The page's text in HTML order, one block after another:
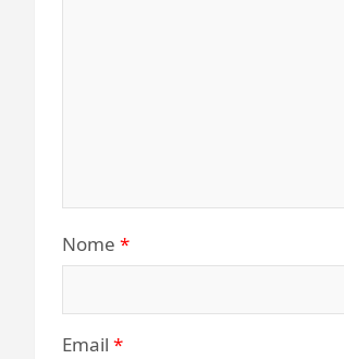
Nome *
Email *